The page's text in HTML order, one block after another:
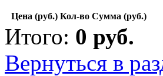
Цена (руб.) Кол-во Сумма (руб.)
Итого: 0 руб.
Вернуться в